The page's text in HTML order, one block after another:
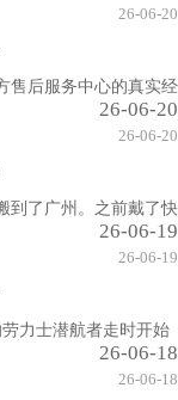
26-06-20
售后服务中心的真实经
26-06-20
26-06-20
到了广州。之前戴了快
26-06-19
26-06-19
力士潜航者走时开始
26-06-18
26-06-18